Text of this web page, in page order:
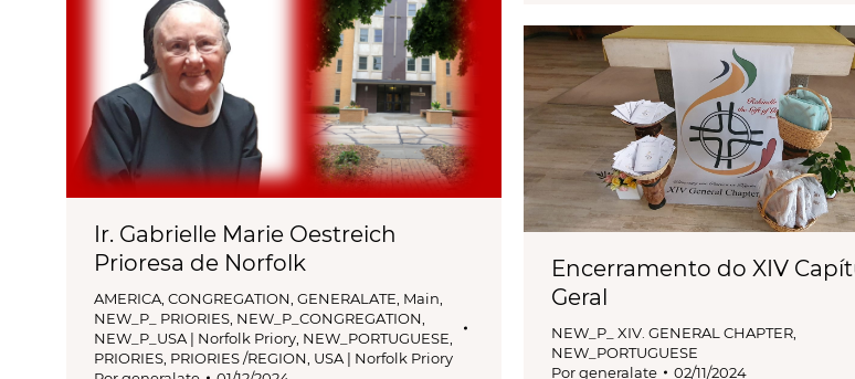
Ir. Gabrielle Marie Oestreich
Prioresa de Norfolk
AMERICA CONGREGATION GENERALATE Main
NEW_P_ PRIORIES NEW_P_CONGREGATION
NEW_P_USA | Norfolk Priory NEW_PORTUGUESE
PRIORIES PRIORIES /REGION USA | Norfolk Priory
Encerramento do XIV
Geral
NEW_P_ XIV. GENERAL CHAPTER
NEW_PORTUGUESE
Porgeneralate 02/11/2024